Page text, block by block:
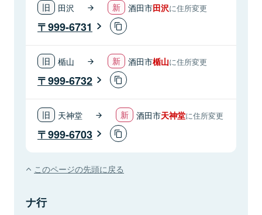
田沢 酒田市田沢に住所変更
999-6731
楯山 酒田市楯山に住所変更
999-6732
天神堂 酒田市天神堂に住所変更
999-6703
このページの先頭に戻る
ナ行